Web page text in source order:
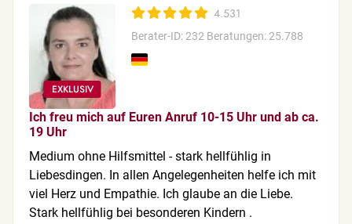
4.531
Berater-ID: 232 Beratungen: 25.788
Ich freu mich auf Euren Anruf 10-15 Uhr und ab ca.
19 Uhr
Medium ohne Hilfsmittel - stark hellfühlig in
Liebesdingen. In allen Angelegenheiten helfe ich mit
viel Herz und Empathie. Ich glaube an die Liebe.
Stark hellfühlig bei besonderen Kindern .